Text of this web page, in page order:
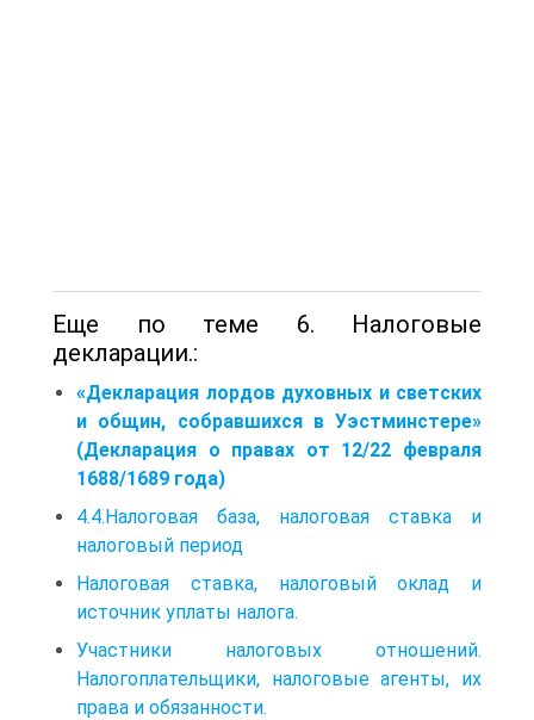
Еще по теме 6. Налоговые
декларации.:
«Декларация лордов духовных и светских
и общин, собравшихся в Уэстминстере»
(Декларация о правах от 12/22 февраля
1688/1689 года)
4.4.Налоговая база, налоговая ставка и
налоговый период
Налоговая ставка, налоговый оклад и
источник уплаты налога.
Участники налоговых отношений.
Налогоплательщики, налоговые агенты, их
права и обязанности.